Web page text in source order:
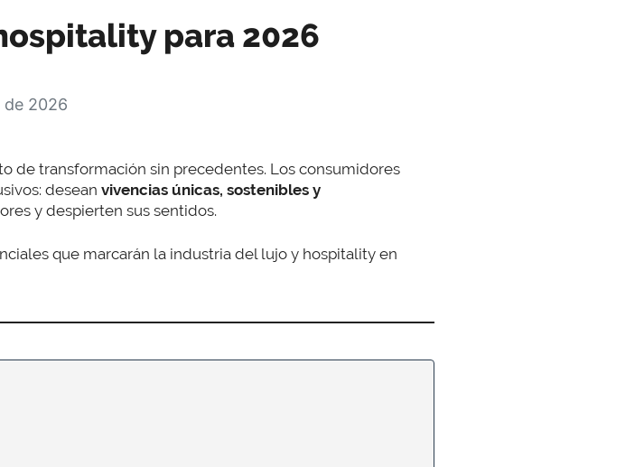
para 2026
de 2026
de transformación sin precedentes. Los consumidores
desean vivencias únicas, sostenibles y
y despierten sus sentidos.
que marcarán la industria del lujo y hospitality en